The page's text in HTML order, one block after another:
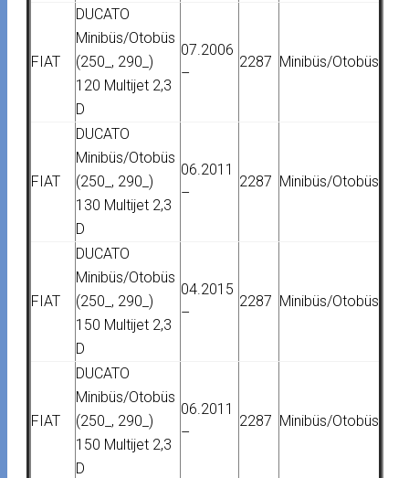
FIAT
DUCATO
Minibüs/Otobüs
(250_, 290_)
120 Multijet 2,3
D
07.2006
–
2287 Minibüs/Otobüs
FIAT
DUCATO
Minibüs/Otobüs
(250_, 290_)
130 Multijet 2,3
D
06.2011
–
2287 Minibüs/Otobüs
FIAT
DUCATO
Minibüs/Otobüs
(250_, 290_)
150 Multijet 2,3
D
04.2015
–
2287 Minibüs/Otobüs
FIAT
DUCATO
Minibüs/Otobüs
(250_, 290_)
150 Multijet 2,3
D
06.2011
–
2287 Minibüs/Otobüs